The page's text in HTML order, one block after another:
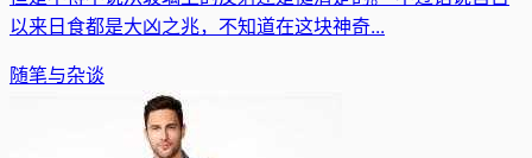
以来日食都是大凶之兆，不知道在这块神奇...
随笔与杂谈